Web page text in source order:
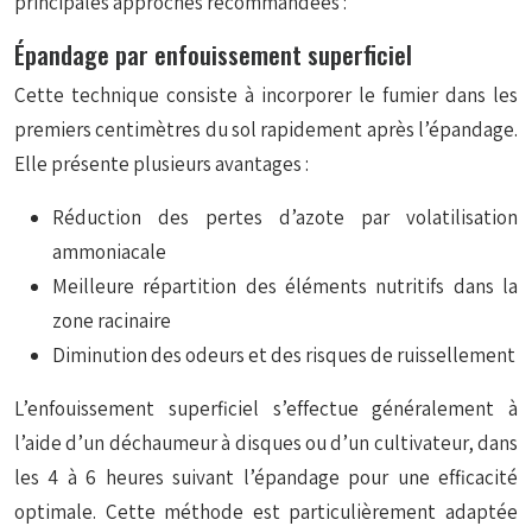
Épandage par enfouissement superficiel
Cette technique consiste à incorporer le fumier dans les
premiers centimètres du sol rapidement après l’épandage.
Elle présente plusieurs avantages :
Réduction des pertes d’azote par volatilisation
ammoniacale
Meilleure répartition des éléments nutritifs dans la
zone racinaire
Diminution des odeurs et des risques de ruissellement
L’enfouissement superficiel s’effectue généralement à
l’aide d’un déchaumeur à disques ou d’un cultivateur, dans
les 4 à 6 heures suivant l’épandage pour une efficacité
optimale. Cette méthode est particulièrement adaptée